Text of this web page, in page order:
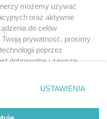
możemy używać
oraz aktywnie
do celów
prywatność, prosimy
poprzez
dobrowolna i zawsze
dolnym rogu strony
danych nie wymagają
sprzeciwić się
będą miały
USTAWIENIA